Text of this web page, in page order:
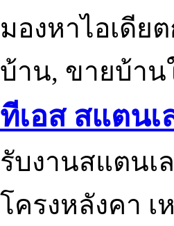
มองหาไอเดีย
บ้าน, ขายบ้า
ทีเอส สแตน
รับงานสแตนเ
โครงหลังคา